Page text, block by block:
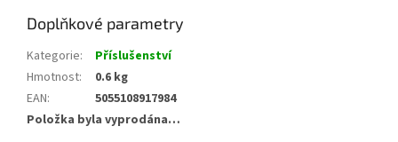
Doplňkové parametry
Kategorie:
Příslušenství
Hmotnost:
0.6 kg
EAN:
5055108917984
Položka byla vyprodána…